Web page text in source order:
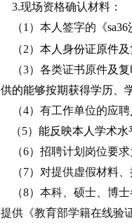
3.现场资格确认材料：
（1）本人签字的《
（2） 本人身份证原件及
（3）各类证书原件及
的能够按期获得学历、
（4）有工作单位的应聘
（5） 能反映本人学术水
（6）招聘计划岗位要
（7）对提供虚假材料
（8）本科、硕士、博
供《教育部学籍在线验